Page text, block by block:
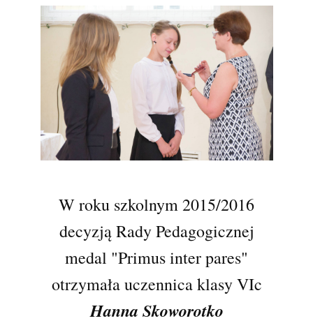
W roku szkolnym 2015/2016
decyzją Rady Pedagogicznej
medal "Primus inter pares"
otrzymała uczennica klasy VIc
Hanna Skoworotko